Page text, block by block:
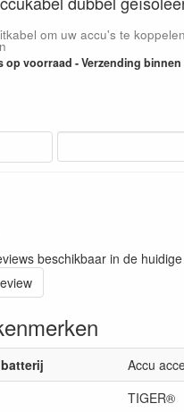
om uw accu's te
op voorraad - Verzending binnen
beschikbaar in de
Accu
TIGER®